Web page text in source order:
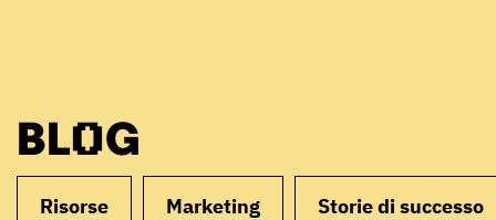
BLOG
Risorse Marketing Storie di successo